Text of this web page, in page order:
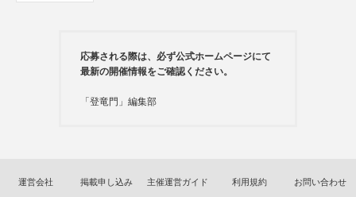
応募される際は、必ず公式ホームページにて
最新の開催情報をご確認ください。
「登竜門」編集部
運営会社 掲載申し込み 主催運営ガイド 利用規約 お問い合わせ